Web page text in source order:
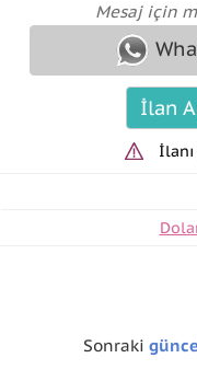
Mesaj için
İlan
Sonraki